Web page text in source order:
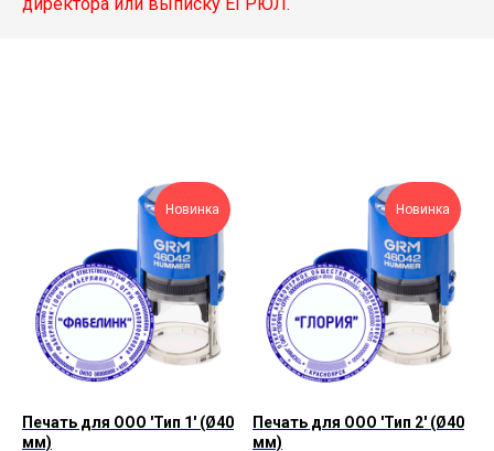
Новинка
Печать для ООО 'Тип 1' (Ø40
мм)
Новинка
Печать для ООО 'Тип 2' (Ø40
мм)